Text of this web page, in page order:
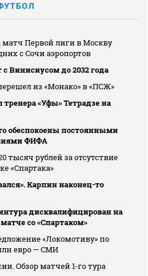
матч Первой лиги в Москву
с Сочи аэропортов
с Винисиусом до 2032 года
из «Монако» в «ПСЖ»
«Уфы» Тетрадзе на
обеспокоены постоянными
ФИФА
тысяч рублей за отсутствие
«Спартака»
Карпин наконец-то
дисквалифицирован на
со «Спартаком»
«Локомотиву» по
евро — СМИ
Обзор матчей 1-го тура